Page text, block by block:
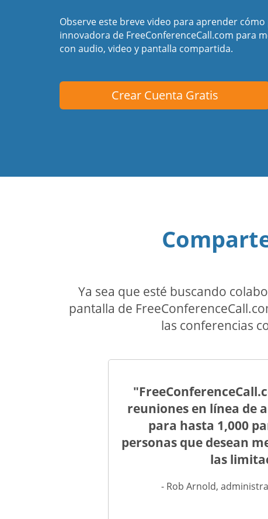
Observe este breve video para aprender
innovadora de FreeConferenceCall.com para
con audio, video y pantalla compartida.
Crear Cuenta Gratis
Ya sea que esté buscando
pantalla de
las conferencias
reuniones en línea de
para hasta 1,000
personas que desean
las
- Rob Arnold,